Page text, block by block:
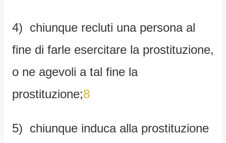
4) chiunque recluti una persona al
fine di farle esercitare la prostituzione,
o ne agevoli a tal fine la
prostituzione;8
5) chiunque induca alla prostituzione